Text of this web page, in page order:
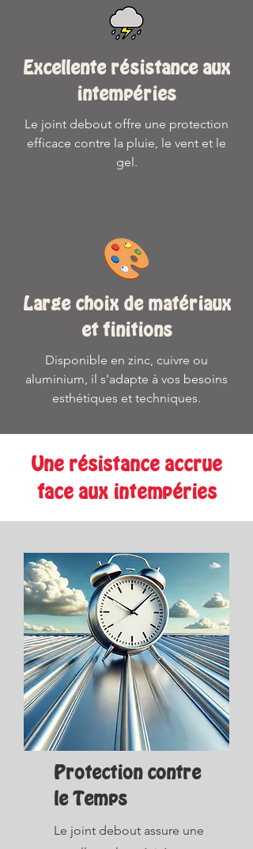
Excellente résistance aux
intempéries
Le joint debout offre une protection
efficace contre la pluie, le vent et le
gel.
Large choix de matériaux
et finitions
Disponible en zinc, cuivre ou
aluminium, il s'adapte à vos besoins
esthétiques et techniques.
Une résistance accrue
face aux intempéries
Protection contre
le Temps
Le joint debout assure une